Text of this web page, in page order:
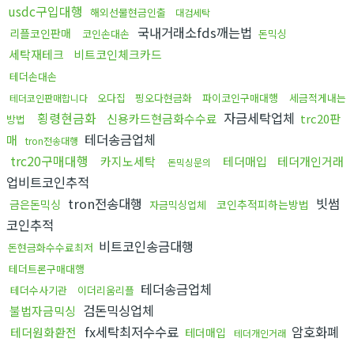
usdc구입대행 해외선물현금인출 대검세탁
리플코인판매 코인손대손 국내거래소fds깨는법 돈믹싱
세탁재테크 비트코인체크카드
테더손대손
테더코인판매합니다 오다집 핑오다현금화 파이코인구매대행
세금적게내는
방법
횡령현금화 신용카드현금화수수료 자금세탁업체 trc20판
매
tron전송대행 테더송금업체
trc20구매대행
카지노세탁 돈믹싱문의 테더매입 테더개인거래
업비트코인추적
금은돈믹싱 tron전송대행 자금믹싱업체 코인추적피하는방법 빗썸
코인추적
돈현금화수수료최저 비트코인송금대행
테더트론구매대행
테더수사기관
이더리움리플 테더송금업체
불법자금믹싱 검돈믹싱업체
테더원화환전 fx세탁최저수수료 테더매입 테더개인거래 암호화폐